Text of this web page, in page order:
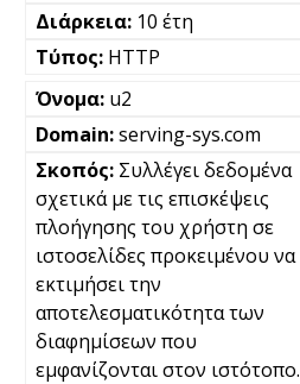
10 έτη
HTTP
u2
serving-sys.com
Συλλέγει δεδομένα
σχετικά με τις επισκέψεις
πλοήγησης του χρήστη σε
ιστοσελίδες προκειμένου να
εκτιμήσει την
αποτελεσματικότητα των
διαφημίσεων που
εμφανίζονται στον ιστότοπο.